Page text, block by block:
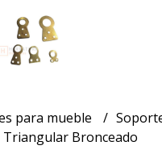
para mueble
Bronceado